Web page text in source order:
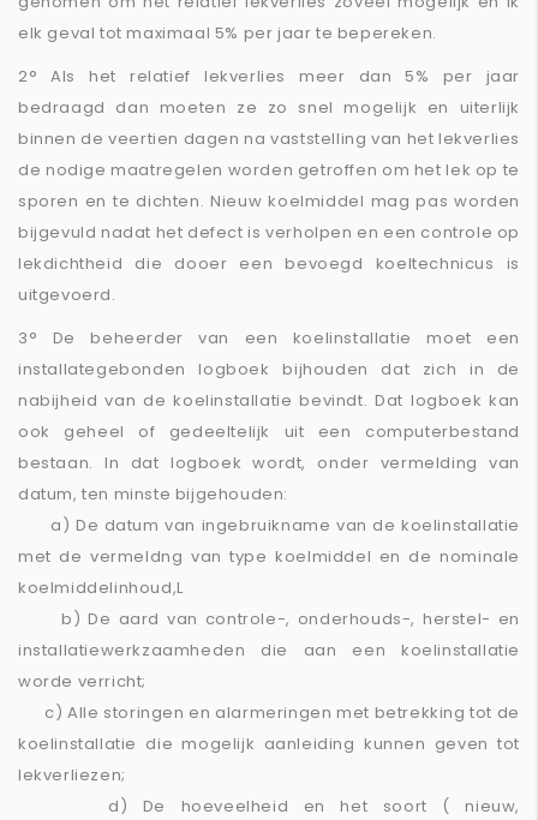
elk geval tot maximaal 5% per jaar te bepereken.
2° Als het relatief lekverlies meer dan 5% per jaar
bedraagd dan moeten ze zo snel mogelijk en uiterlijk
binnen de veertien dagen na vaststelling van het lekverlies
de nodige maatregelen worden getroffen om het lek op te
sporen en te dichten. Nieuw koelmiddel mag pas worden
bijgevuld nadat het defect is verholpen en een controle op
lekdichtheid die dooer een bevoegd koeltechnicus is
uitgevoerd.
3° De beheerder van een koelinstallatie moet een
installategebonden logboek bijhouden dat zich in de
nabijheid van de koelinstallatie bevindt. Dat logboek kan
ook geheel of gedeeltelijk uit een computerbestand
bestaan. In dat logboek wordt, onder vermelding van
datum, ten minste bijgehouden:
a) De datum van ingebruikname van de koelinstallatie
met de vermeldng van type koelmiddel en de nominale
koelmiddelinhoud,L
b) De aard van controle-, onderhouds-, herstel- en
installatiewerkzaamheden die aan een koelinstallatie
worde verricht;
c) Alle storingen en alarmeringen met betrekking tot de
koelinstallatie die mogelijk aanleiding kunnen geven tot
lekverliezen;
d) De hoeveelheid en het soort ( nieuw,